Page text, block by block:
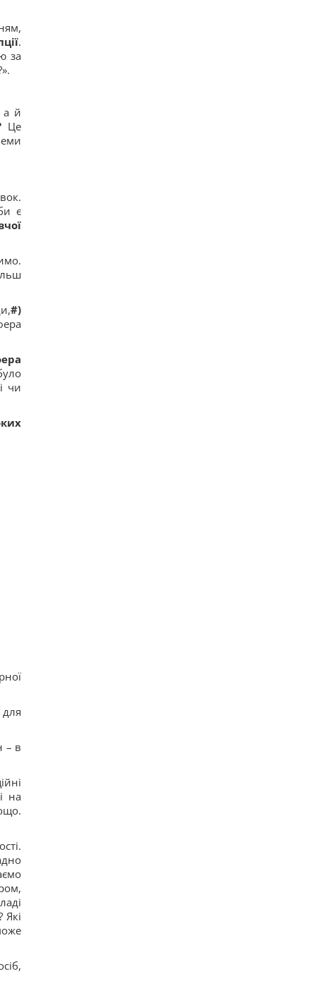
.
за
а й
Це
є
#)
чи
для
– в
на